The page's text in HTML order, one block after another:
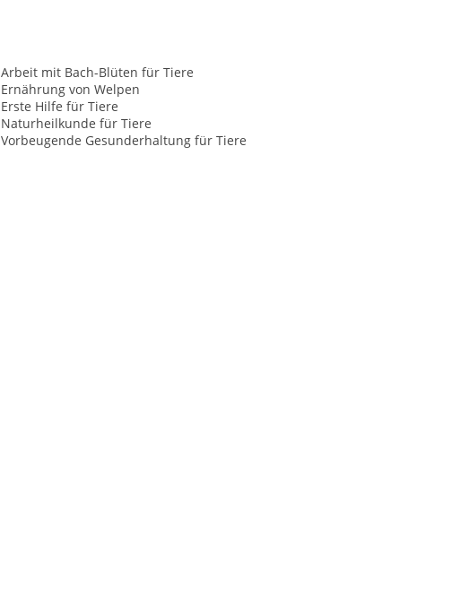
Arbeit mit Bach-Blüten für Tiere
Ernährung von Welpen
Erste Hilfe für Tiere
Naturheilkunde für Tiere
Vorbeugende Gesunderhaltung für Tiere